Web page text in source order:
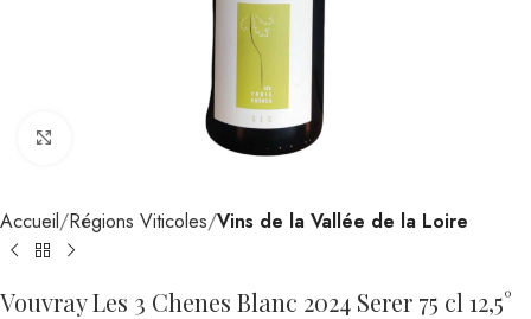
Cliquez pour agrandir
Accueil Régions Viticoles Vins de la Vallée de la Loire
Vouvray Les 3 Chenes Blanc 2024 Serer 75 cl 12,5°